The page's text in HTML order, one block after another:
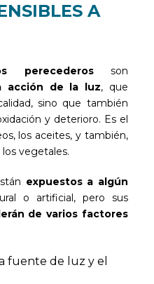
A
perecederosson
acción de la luz, que
sino que también
y deterioro. Es el
los aceites, y también,
vegetales.
expuestos a algún
o artificial, pero sus
de varios factores
fuente de luz y el